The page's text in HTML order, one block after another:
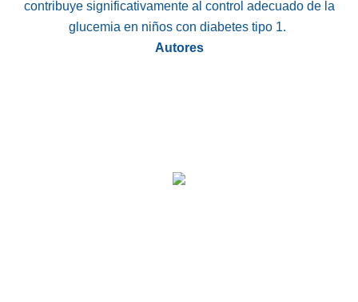
contribuye significativamente al control adecuado de la
glucemia en niños con diabetes tipo 1.
Autores